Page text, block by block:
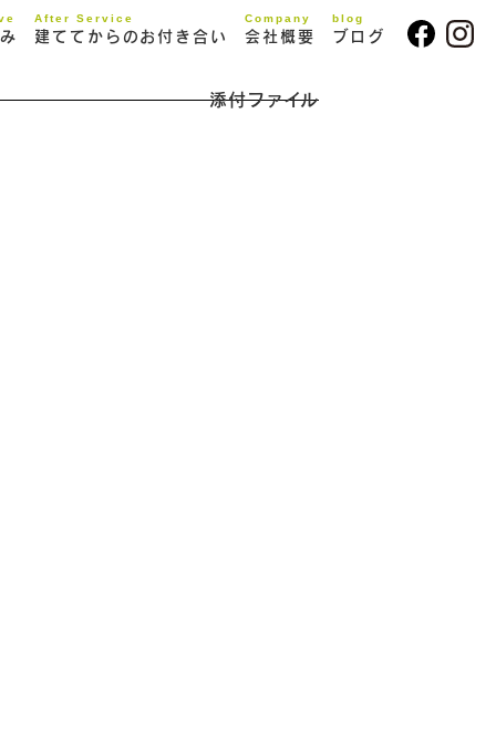
After Service
建ててからのお付き合い
Company
会社概要
blog
ブログ
添付ファイル